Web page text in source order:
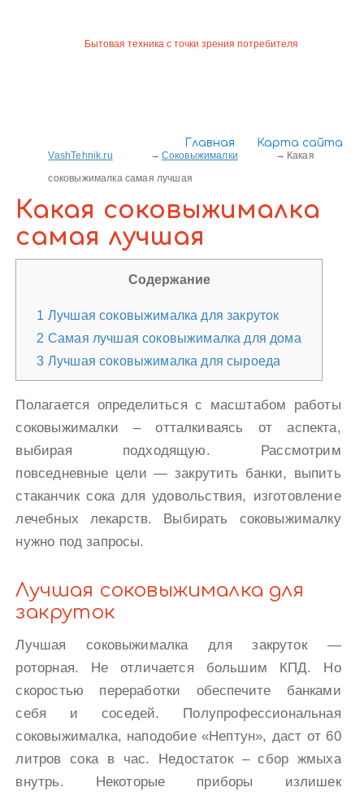
Главная Карта сайта
Бытовая техника с точки зрения потребителя
VashTehnik.ru Соковыжималки
Какая
соковыжималка самая лучшая
Какая соковыжималка
самая лучшая
Содержание
1 Лучшая соковыжималка для закруток
2 Самая лучшая соковыжималка для дома
3 Лучшая соковыжималка для сыроеда
Полагается определиться с масштабом работы
соковыжималки – отталкиваясь от аспекта,
выбирая подходящую. Рассмотрим
повседневные цели — закрутить банки, выпить
стаканчик сока для удовольствия, изготовление
лечебных лекарств. Выбирать соковыжималку
нужно под запросы.
Лучшая соковыжималка для
закруток
Лучшая соковыжималка для закруток —
роторная. Не отличается большим КПД. Но
скоростью переработки обеспечите банками
себя и соседей. Полупрофессиональная
соковыжималка, наподобие «Нептун», даст от 60
литров сока в час. Недостаток – сбор жмыха
внутрь. Некоторые приборы излишек